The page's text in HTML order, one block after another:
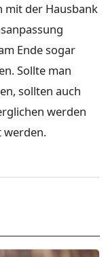
mit der Hausbank
Ende sogar
Sollte man
sollten auch
werden
werden.